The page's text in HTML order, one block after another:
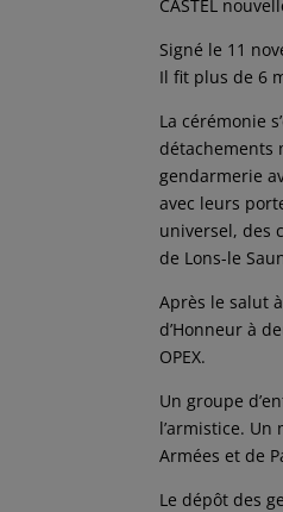
CASTEL
Signé le 11
Il fit plus de 6
La cérémonie
détachements
gendarmerie
avec leurs
universel, des
de Lons-le
Après le salut
d’Honneur à
OPEX.
Un groupe
l’armistice. Un
Armées et de
Le dépôt des